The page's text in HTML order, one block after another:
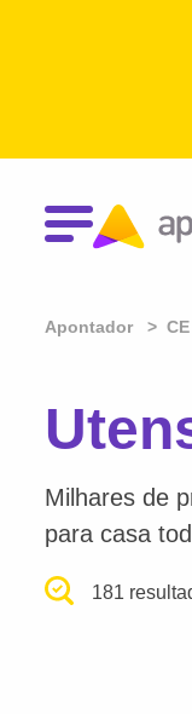
Apontador CE
Milhares de
para casa
181